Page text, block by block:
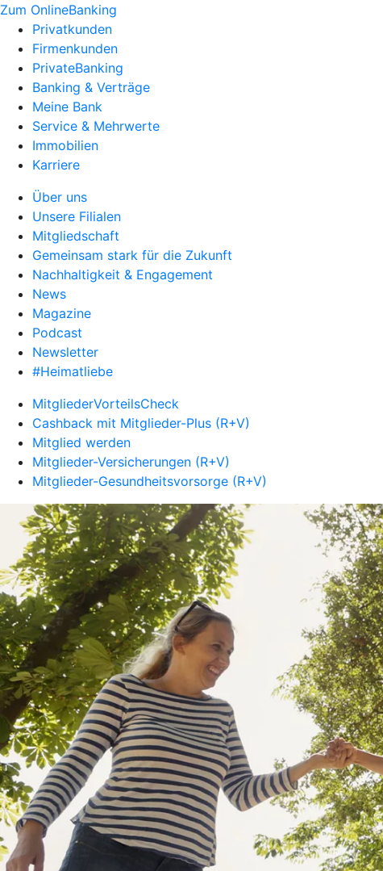
Zum OnlineBanking
Privatkunden
Firmenkunden
PrivateBanking
Banking & Verträge
Meine Bank
Service & Mehrwerte
Immobilien
Karriere
Über uns
Unsere Filialen
Mitgliedschaft
Gemeinsam stark für die Zukunft
Nachhaltigkeit & Engagement
News
Magazine
Podcast
Newsletter
#Heimatliebe
MitgliederVorteilsCheck
Cashback mit Mitglieder-Plus (R+V)
Mitglied werden
Mitglieder-Versicherungen (R+V)
Mitglieder-Gesundheitsvorsorge (R+V)